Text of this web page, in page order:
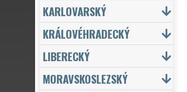
KARLOVARSKÝ
KRÁLOVÉHRADECKÝ
LIBERECKÝ
MORAVSKOSLEZSKÝ